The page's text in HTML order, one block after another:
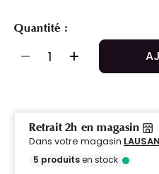
Quantité :
Retrait 2h en magasin
Dans votre magasin
5 produitsen stock